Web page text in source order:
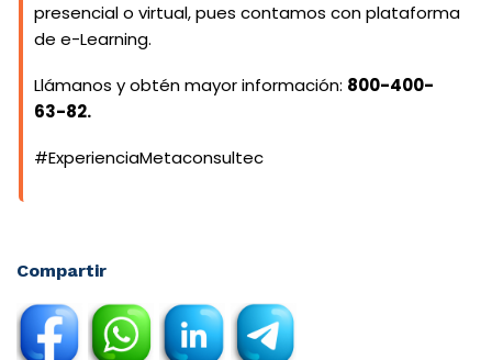
presencial o virtual, pues contamos con plataforma
de e-Learning.
Llámanos y obtén mayor información: 800-400-
63-82.
#ExperienciaMetaconsultec
Compartir